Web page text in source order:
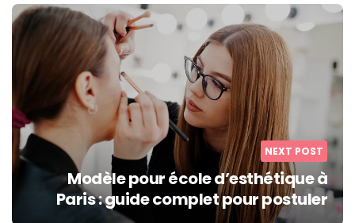
NEXT POST
Modèle pour école d’esthétique à
Paris : guide complet pour postuler